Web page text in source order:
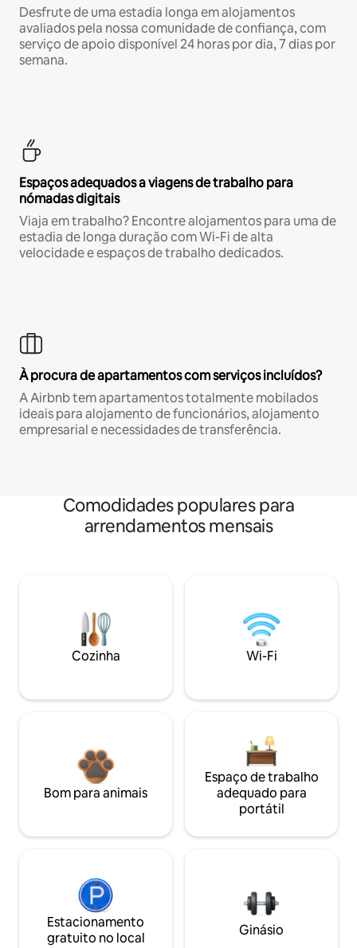
Desfrute de uma estadia longa em alojamentos
avaliados pela nossa comunidade de confiança, com
serviço de apoio disponível 24 horas por dia, 7 dias por
semana.
Espaços adequados a viagens de trabalho para
nómadas digitais
Viaja em trabalho? Encontre alojamentos para uma de
estadia de longa duração com Wi-Fi de alta
velocidade e espaços de trabalho dedicados.
À procura de apartamentos com serviços incluídos?
A Airbnb tem apartamentos totalmente mobilados
ideais para alojamento de funcionários, alojamento
empresarial e necessidades de transferência.
Comodidades populares para
arrendamentos mensais
Cozinha Wi-Fi
Bom para animais
Espaço de trabalho
adequado para
portátil
Estacionamento
gratuito no local
Ginásio